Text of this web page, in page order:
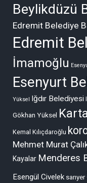
Beylikdüzü
Edremit Belediye
Edremit
İmamoğlu
Esenyurt
Yüksel Iğdır Belediyesi
Gökhan Yüksel
Kemal Kılıçdaroğlu
Mehmet Murat
Kayalar Menderes
Esengül Civelek sarıyer